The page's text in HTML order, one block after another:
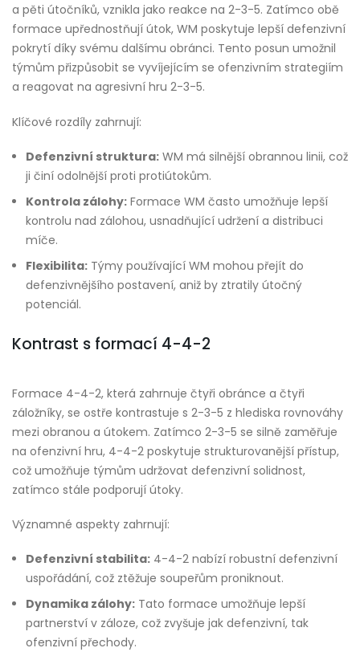
a pěti útočníků, vznikla jako reakce na 2-3-5. Zatímco obě
formace upřednostňují útok, WM poskytuje lepší defenzivní
pokrytí díky svému dalšímu obránci. Tento posun umožnil
týmům přizpůsobit se vyvíjejícím se ofenzivním strategiím
a reagovat na agresivní hru 2-3-5.
Klíčové rozdíly zahrnují:
Defenzivní struktura: WM má silnější obrannou linii, což
ji činí odolnější proti protiútokům.
Kontrola zálohy: Formace WM často umožňuje lepší
kontrolu nad zálohou, usnadňující udržení a distribuci
míče.
Flexibilita: Týmy používající WM mohou přejít do
defenzivnějšího postavení, aniž by ztratily útočný
potenciál.
Kontrast s formací 4-4-2
Formace 4-4-2, která zahrnuje čtyři obránce a čtyři
záložníky, se ostře kontrastuje s 2-3-5 z hlediska rovnováhy
mezi obranou a útokem. Zatímco 2-3-5 se silně zaměřuje
na ofenzivní hru, 4-4-2 poskytuje strukturovanější přístup,
což umožňuje týmům udržovat defenzivní solidnost,
zatímco stále podporují útoky.
Významné aspekty zahrnují:
Defenzivní stabilita: 4-4-2 nabízí robustní defenzivní
uspořádání, což ztěžuje soupeřům proniknout.
Dynamika zálohy: Tato formace umožňuje lepší
partnerství v záloze, což zvyšuje jak defenzivní, tak
ofenzivní přechody.